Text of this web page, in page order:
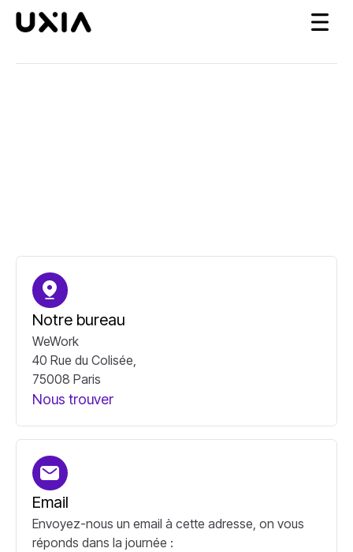
Notre bureau
WeWork
40 Rue du Colisée,
75008 Paris
Nous trouver
Email
Envoyez-nous un email à cette adresse, on vous
réponds dans la journée :